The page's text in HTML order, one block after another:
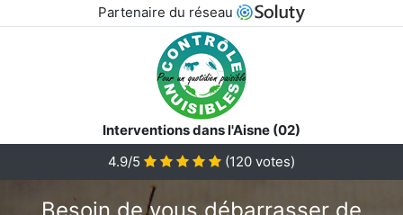
Partenaire du réseau
Interventions dans l'Aisne (02)
4.9/5 (120 votes)